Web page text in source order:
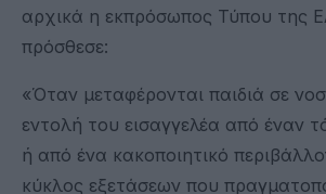
αρχικά η εκπρόσωπος Τύπου της
πρόσθεσε:
«Όταν μεταφέρονται παιδιά σε
εντολή του εισαγγελέα από έναν
ή από ένα κακοποιητικό
κύκλος εξετάσεων που